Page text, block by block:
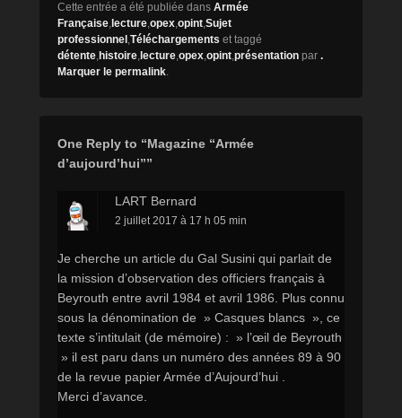
Cette entrée a été publiée dans Armée
Française, lecture,opex,opint,Sujet
professionnel ,Téléchargements et taggé
détente,histoire, lecture,opex,opint,présentation par .
Marquer le permalink.
One Reply to “Magazine “Armée
d’aujourd’hui””
LART Bernard
2 juillet 2017 à 17 h 05 min
Je cherche un article du Gal Susini qui parlait de
la mission d’observation des officiers français à
Beyrouth entre avril 1984 et avril 1986. Plus connu
sous la dénomination de » Casques blancs », ce
texte s’intitulait (de mémoire) : » l’œil de Beyrouth
» il est paru dans un numéro des années 89 à 90
de la revue papier Armée d’Aujourd’hui .
Merci d’avance.